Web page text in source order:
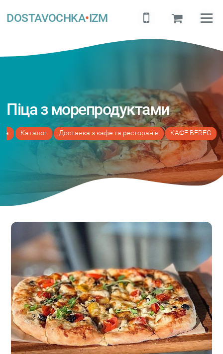
DOSTAVOCHKA•IZM
Піца з морепродуктами
Каталог Доставка з кафе та ресторанів КАФЕ BEREG